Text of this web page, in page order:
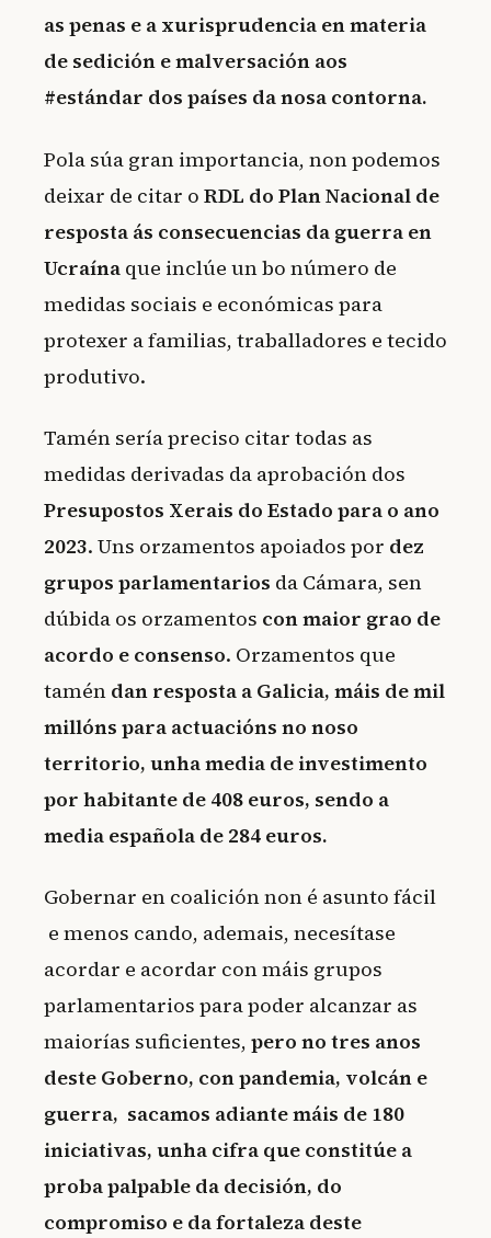
as penas e a xurisprudencia en materia
de sedición e malversación aos
#estándar dos países da nosa contorna.
Pola súa gran importancia, non podemos
deixar de citar o RDL do Plan Nacional de
resposta ás consecuencias da guerra en
Ucraína que inclúe un bo número de
medidas sociais e económicas para
protexer a familias, traballadores e tecido
produtivo.
Tamén sería preciso citar todas as
medidas derivadas da aprobación dos
Presupostos Xerais do Estado para o ano
2023. Uns orzamentos apoiados por dez
grupos parlamentarios da Cámara, sen
dúbida os orzamentos con maior grao de
acordo e consenso. Orzamentos que
tamén dan resposta a Galicia, máis de mil
millóns para actuacións no noso
territorio, unha media de investimento
por habitante de 408 euros, sendo a
media española de 284 euros.
Gobernar en coalición non é asunto fácil
e menos cando, ademais, necesítase
acordar e acordar con máis grupos
parlamentarios para poder alcanzar as
maiorías suficientes, pero no tres anos
deste Goberno, con pandemia, volcán e
guerra, sacamos adiante máis de 180
iniciativas, unha cifra que constitúe a
proba palpable da decisión, do
compromiso e da fortaleza deste